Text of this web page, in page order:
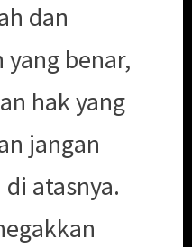
dan
benar,
hak yang
jangan
atasnya.